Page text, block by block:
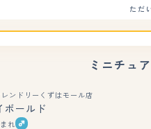
ただ
ミニチュ
ンドリーくずはモール店
ボールド
れ